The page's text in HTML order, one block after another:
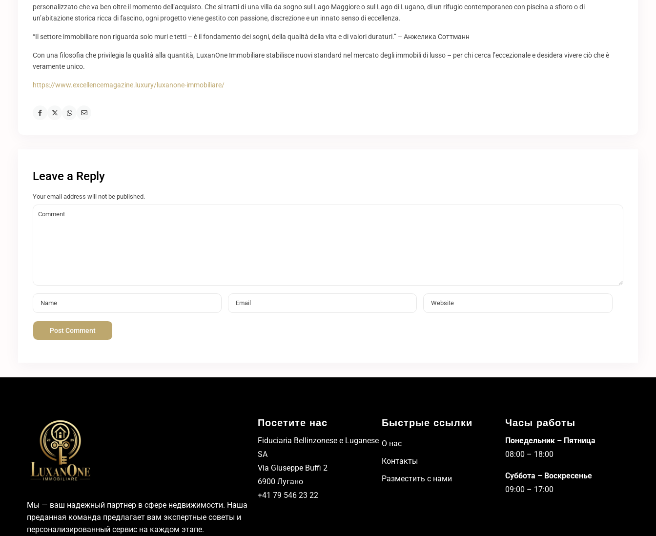
personalizzato che va ben oltre il momento dell’acquisto. Che si tratti di una villa da sogno sul Lago Maggiore o sul Lago di Lugano, di un rifugio contemporaneo con piscina a sfioro o di
un’abitazione storica ricca di fascino, ogni progetto viene gestito con passione, discrezione e un innato senso di eccellenza.
“Il settore immobiliare non riguarda solo muri e tetti – è il fondamento dei sogni, della qualità della vita e di valori duraturi.” – Анжелика Соттманн
Con una filosofia che privilegia la qualità alla quantità, LuxanOne Immobiliare stabilisce nuovi standard nel mercato degli immobili di lusso – per chi cerca l’eccezionale e desidera vivere ciò che è
veramente unico.
https://www.excellencemagazine.luxury/luxanone-immobiliare/
Leave a Reply
Your email address will not be published.
Мы — ваш надежный партнер в сфере недвижимости. Наша
преданная команда предлагает вам экспертные советы и
персонализированный сервис на каждом этапе.
Посетите нас
Fiduciaria Bellinzonese e Luganese
SA
Via Giuseppe Buffi 2
6900 Лугано
+41 79 546 23 22
Быстрые ссылки
О нас
Контакты
Разместить с нами
Часы работы
Понедельник – Пятница
08:00 – 18:00
Суббота – Воскресенье
09:00 – 17:00